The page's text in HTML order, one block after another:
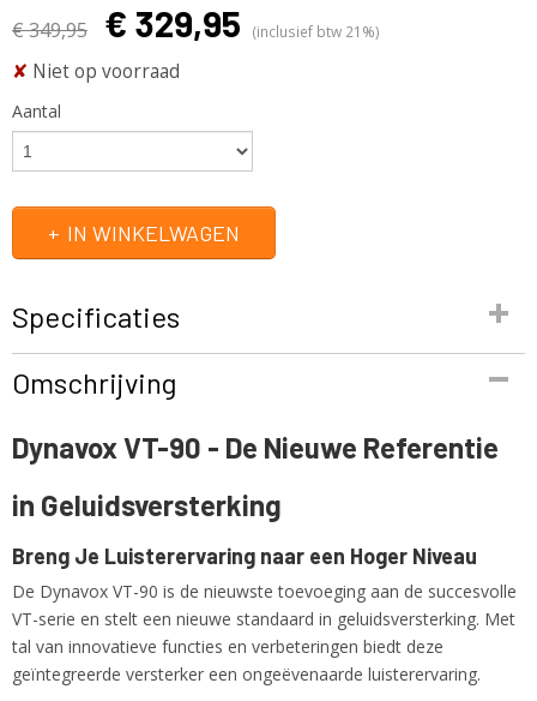
€ 349,95 € 329,95 (inclusief btw 21%)
✘ Niet op voorraad
Aantal
IN WINKELWAGEN
Specificaties
VT-90
4250019135293
VT-90
1,00 Kg
Omschrijving
Dynavox VT-90 - De Nieuwe Referentie
in Geluidsversterking
Breng Je Luisterervaring naar een Hoger Niveau
De Dynavox VT-90 is de nieuwste toevoeging aan de succesvolle
VT-serie en stelt een nieuwe standaard in geluidsversterking. Met
tal van innovatieve functies en verbeteringen biedt deze
geïntegreerde versterker een ongeëvenaarde luisterervaring.